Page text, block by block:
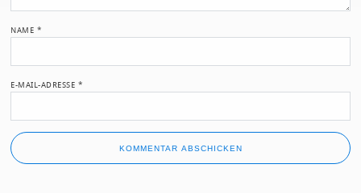
NAME *
E-MAIL-ADRESSE *